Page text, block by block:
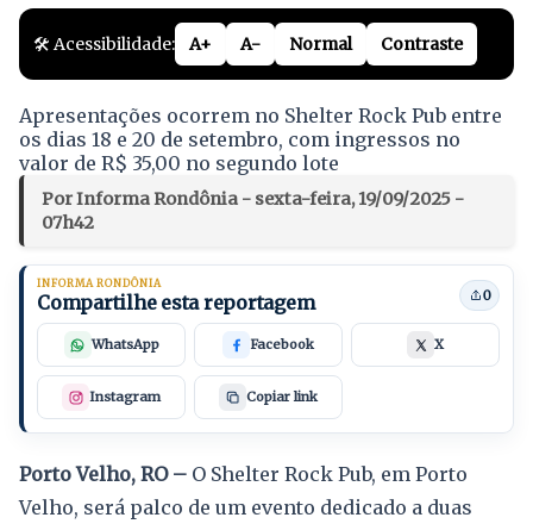
🛠️ Acessibilidade: A+ A- Normal Contraste
Apresentações ocorrem no Shelter Rock Pub entre
os dias 18 e 20 de setembro, com ingressos no
valor de R$ 35,00 no segundo lote
Por Informa Rondônia - sexta-feira, 19/09/2025 -
07h42
INFORMA RONDÔNIA
Compartilhe esta reportagem 0
WhatsApp Facebook X
Instagram Copiar link
Porto Velho, RO – O Shelter Rock Pub, em Porto
Velho, será palco de um evento dedicado a duas